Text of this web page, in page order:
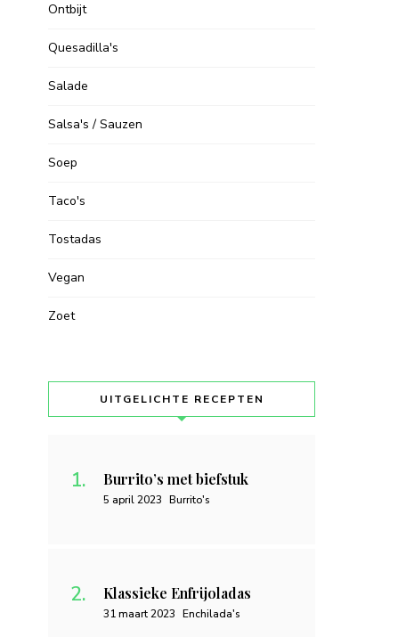
Ontbijt
Quesadilla's
Salade
Salsa's / Sauzen
Soep
Taco's
Tostadas
Vegan
Zoet
UITGELICHTE RECEPTEN
Burrito’s met biefstuk
5 april 2023 Burrito's
Klassieke Enfrijoladas
31 maart 2023 Enchilada's